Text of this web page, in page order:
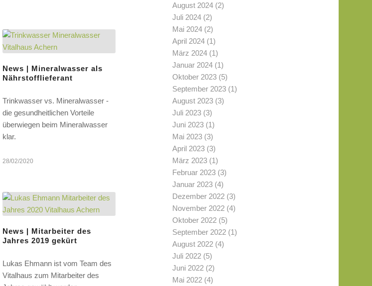
News | Mineralwasser als
Nährstofflieferant
Trinkwasser vs. Mineralwasser -
die gesundheitlichen Vorteile
überwiegen beim Mineralwasser
klar.
28/02/2020
News | Mitarbeiter des
Jahres 2019 gekürt
Lukas Ehmann ist vom Team des
Vitalhaus zum Mitarbeiter des
August 2024(2)
Juli 2024(2)
Mai 2024(2)
April 2024(1)
März 2024(1)
Januar 2024(1)
Oktober 2023(5)
September 2023(1)
August 2023(3)
Juli 2023(3)
Juni 2023(1)
Mai 2023(3)
April 2023(3)
März 2023(1)
Februar 2023(3)
Januar 2023(4)
Dezember 2022(3)
November 2022(4)
Oktober 2022(5)
September 2022(1)
August 2022(4)
Juli 2022(5)
Juni 2022(2)
Mai 2022(4)